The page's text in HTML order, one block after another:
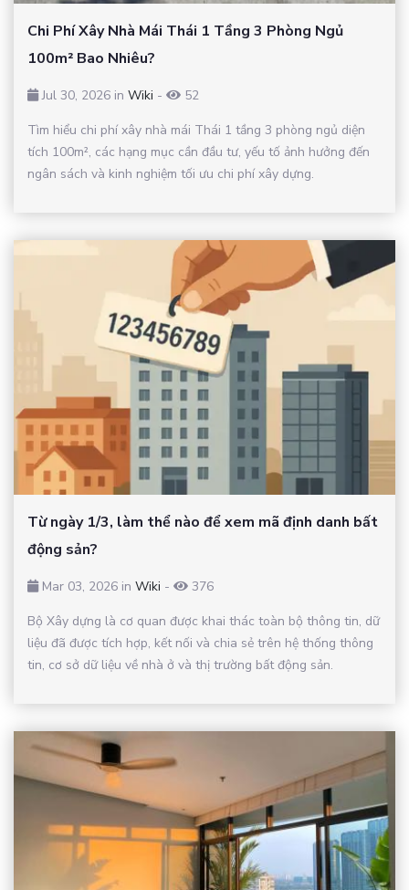
Chi Phí Xây Nhà Mái Thái 1 Tầng 3 Phòng Ngủ
100m² Bao Nhiêu?
Jul 30, 2026 in Wiki -
52
Tìm hiểu chi phí xây nhà mái Thái 1 tầng 3 phòng ngủ diện
tích 100m², các hạng mục cần đầu tư, yếu tố ảnh hưởng đến
ngân sách và kinh nghiệm tối ưu chi phí xây dựng.
Từ ngày 1/3, làm thể nào để xem mã định danh bất
động sản?
Mar 03, 2026 in Wiki -
376
Bộ Xây dựng là cơ quan được khai thác toàn bộ thông tin, dữ
liệu đã được tích hợp, kết nối và chia sẻ trên hệ thống thông
tin, cơ sở dữ liệu về nhà ở và thị trường bất động sản.